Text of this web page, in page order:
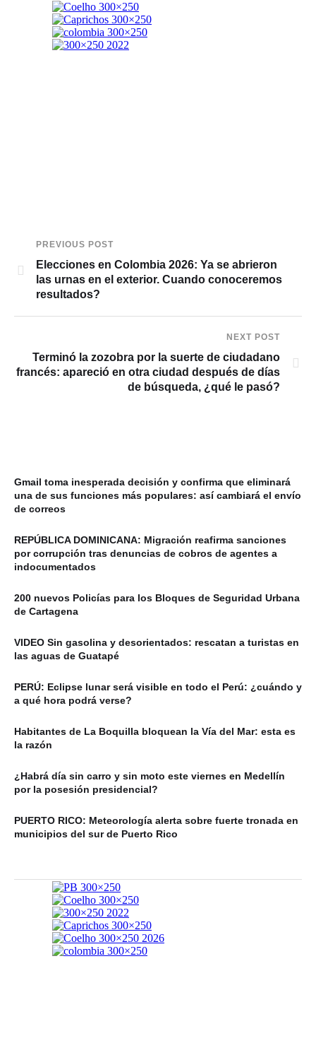
PREVIOUS POST
Elecciones en Colombia 2026: Ya se abrieron
las urnas en el exterior. Cuando conoceremos
resultados?
NEXT POST
Terminó la zozobra por la suerte de ciudadano
francés: apareció en otra ciudad después de días
de búsqueda, ¿qué le pasó?
Gmail toma inesperada decisión y confirma que eliminará
una de sus funciones más populares: así cambiará el envío
de correos
REPÚBLICA DOMINICANA: Migración reafirma sanciones
por corrupción tras denuncias de cobros de agentes a
indocumentados
200 nuevos Policías para los Bloques de Seguridad Urbana
de Cartagena
VIDEO Sin gasolina y desorientados: rescatan a turistas en
las aguas de Guatapé
PERÚ: Eclipse lunar será visible en todo el Perú: ¿cuándo y
a qué hora podrá verse?
Habitantes de La Boquilla bloquean la Vía del Mar: esta es
la razón
¿Habrá día sin carro y sin moto este viernes en Medellín
por la posesión presidencial?
PUERTO RICO: Meteorología alerta sobre fuerte tronada en
municipios del sur de Puerto Rico